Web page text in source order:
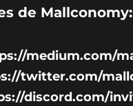
de Mallconomy:
medium.com/
twitter.com/
discord.com/